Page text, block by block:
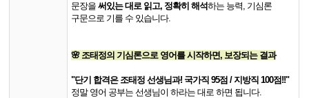
문장을써있는 대로 읽고, 정확히 해석하는 능력, 기심론
구문으로 기를 수 있습니다.
🌸 조태정의 기심론으로 영어를 시작하면, 보장되는 결과
"단기 합격은 조태정 선생님과! 국가직 95점 / 지방직 100점!!"
정말 영어 공부는 선생님이 하라는 대로 하면 됩니다.